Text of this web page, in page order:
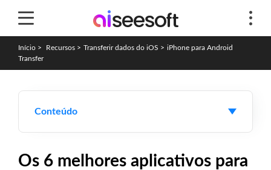
Início > Recursos > Transferir dados do iOS > iPhone para Android
Transfer
Conteúdo
Os 6 melhores aplicativos para